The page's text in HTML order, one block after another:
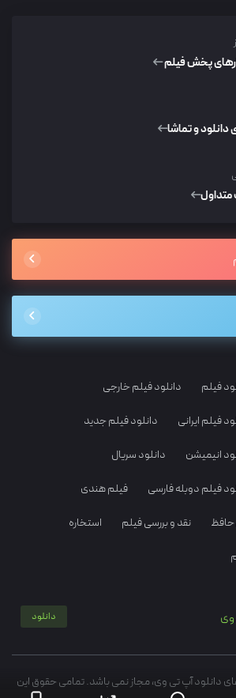
پخش فیلم
دانلود و تماشا
متداول
فیلم دانلود فیلم خارجی
فیلم ایرانی دانلود فیلم جدید
انیمیشن دانلود سریال
فیلم دوبله فارسی فیلم هندی
حافظ نقد و بررسی فیلم استخاره
وی دانلود
دانلود آپ تی وی، مجاز نمی باشد. تمامی حقوق این